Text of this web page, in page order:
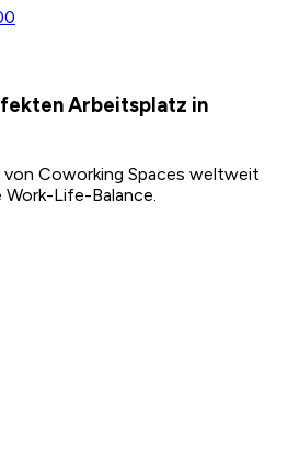
Arbeitsplatz in
von Coworking Spaces weltweit
Life-Balance.